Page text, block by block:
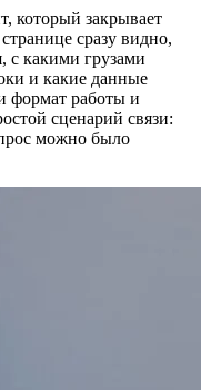
который закрывает
сразу видно,
с какими грузами
и какие данные
формат работы и
сценарий связи:
можно было